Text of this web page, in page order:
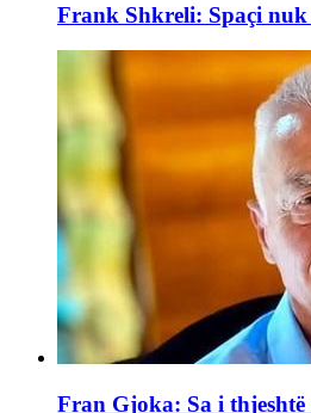
Frank Shkreli: Spaçi
Fran Gjoka: Sa i